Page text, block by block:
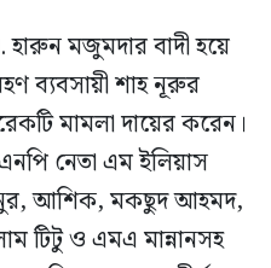
মজুমদার বাদী হয়ে
ব্যবসায়ী শাহ নূরুর
মামলা দায়ের করেন।
নেতা এম ইলিয়াস
আশিক, মকছুদ আহমদ,
টিটু ও এমএ মান্নানসহ